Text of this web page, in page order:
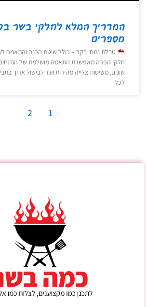
המדריך המלא לחלקי בשר בקר
מספרים
טבלת נתחי בקר – כולל שיטת הכנה והתאמה לעל
חלקי הפרה מאפשרת התאמה מושלמת של הנתחים לסוגי
שונים, משיטות צלייה מהירות ועד לבישול ארוך בתבשילים
2